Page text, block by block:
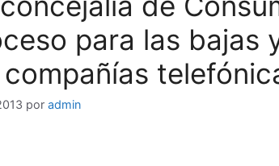
para las bajas
compañías
por admin